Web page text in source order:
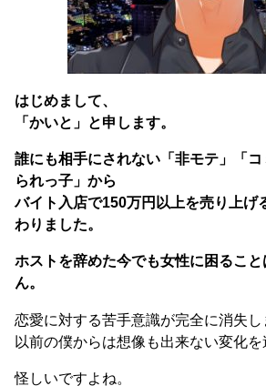
はじめまして、
「かいと」と申します。
誰にも相手にされない「非モテ」「
られっ子」から
バイト入店で150万円以上を売り上げ
わりました。
ホストを辞めた今でも女性に困るこ
ん。
恋愛に対する苦手意識が完全に消失し
以前の僕からは想像も出来ない変化を
怪しいですよね。